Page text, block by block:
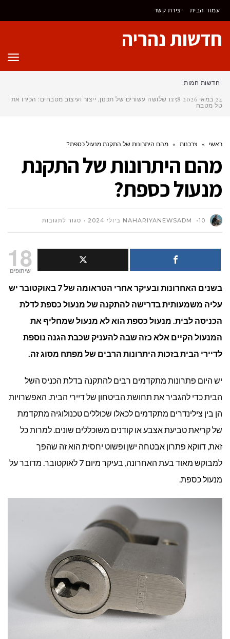
לתוכן
עמוד הבית יצירת קשר
חדשות נהריה
חדשות חמות:
24 במאי 2026
11:58 שלושה עשורים של תכנון, ייצור ועיצוב מטבחים: הכירו את
טל מטבחים
ראשי » צרכנות » מהם היתרונות של התקנת מנעול כספת?
מהם היתרונות של התקנת
מנעול כספת?
NAHARIYANEWSADM 10 ביולי 2024 סגור לתגובותעל
היתרונות
של
כספת?
18
שיתופים
בשנים האחרונות ובעיקר אחרי הטראומה של 7 באוקטובר יש
עליה משמעותית בדרישה להתקנה של מנעול כספת לדלת
הכניסה לבית. מנעול כספת הוא לא מנעול שמחליף את
המנעול הקיים אלא כזה שבה להעניק שכבת הגנה נוספת
לדיירי הבית בזכות היתרונות הרבים של מפתח מסוג זה.
יש היום פתרונות מתקדמים רבים להתקנה בדלת הכניס השל
הבית כדי להגביר את תחושת הביטחון של דיירי הבית. האפשרויות
הן בין צילינדרים מתקדמים לכאלו שכוללים טכנולוגיה מתקדמת
של קריאת טביעת אצבע או קודנים משוכללים שונים. למרות כל
זאת, דווקא פתרון אבטחה ישן ופשוט יחסית הוא זה שהפך
למבוקש מאוד בעת האחרונה, בעיקר מיום 7 לאוקטובר. מדובר על
מנעול כספת.